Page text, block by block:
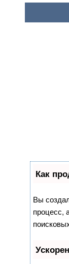
Как
Вы
процесс,